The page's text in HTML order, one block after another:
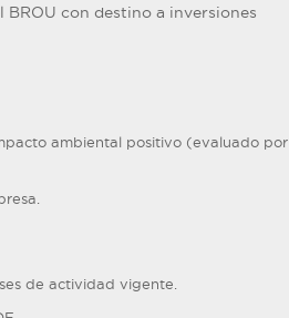
con destino a inversiones
ambiental positivo (evaluado por
de actividad vigente.